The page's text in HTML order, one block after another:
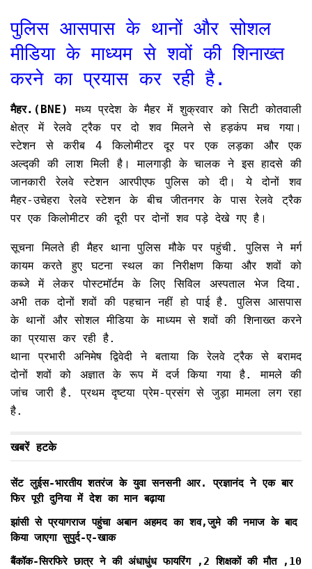
पुलिस आसपास के थानों और सोशल
मीडिया के माध्यम से शवों की शिनाख्त
करने का प्रयास कर रही है.
मैहर.(BNE)
मध्य प्रदेश के मैहर में शुक्रवार को सिटी कोतवाली
क्षेत्र में रेलवे ट्रैक पर दो शव मिलने से हड़कंप मच गया।
स्टेशन से करीब 4 किलोमीटर दूर पर एक लड़का और एक
अल्द्की की लाश मिली है। मालगाड़ी के चालक ने इस हादसे की
जानकारी रेलवे स्टेशन आरपीएफ पुलिस को दी। ये दोनों शव
मैहर-उचेहरा रेलवे स्टेशन के बीच जीतनगर के पास रेलवे ट्रैक
पर एक किलोमीटर की दूरी पर दोनों शव पड़े देखे गए है।
सूचना मिलते ही मैहर थाना पुलिस मौके पर पहुंची. पुलिस ने मर्ग
कायम करते हुए घटना स्थल का निरीक्षण किया और शवों को
कब्जे में लेकर पोस्टमॉर्टम के लिए सिविल अस्पताल भेज दिया.
अभी तक दोनों शवों की पहचान नहीं हो पाई है. पुलिस आसपास
के थानों और सोशल मीडिया के माध्यम से शवों की शिनाख्त करने
का प्रयास कर रही है.
थाना प्रभारी अनिमेष द्विवेदी ने बताया कि रेलवे ट्रैक से बरामद
दोनों शवों को अज्ञात के रूप में दर्ज किया गया है. मामले की
जांच जारी है. प्रथम दृष्टया प्रेम-प्रसंग से जुड़ा मामला लग रहा
है.
खबरें हटके
सेंट लुईस-भारतीय शतरंज के युवा सनसनी आर. प्रज्ञानंद ने एक बार
फिर पूरी दुनिया में देश का मान बढ़ाया
झांसी से प्रयागराज पहुंचा अबान अहमद का शव,जुमे की नमाज के बाद
किया जाएगा सुपुर्द-ए-खाक
बैंकॉक-सिरफिरे छात्र ने की अंधाधुंध फायरिंग ,2 शिक्षकों की मौत ,10